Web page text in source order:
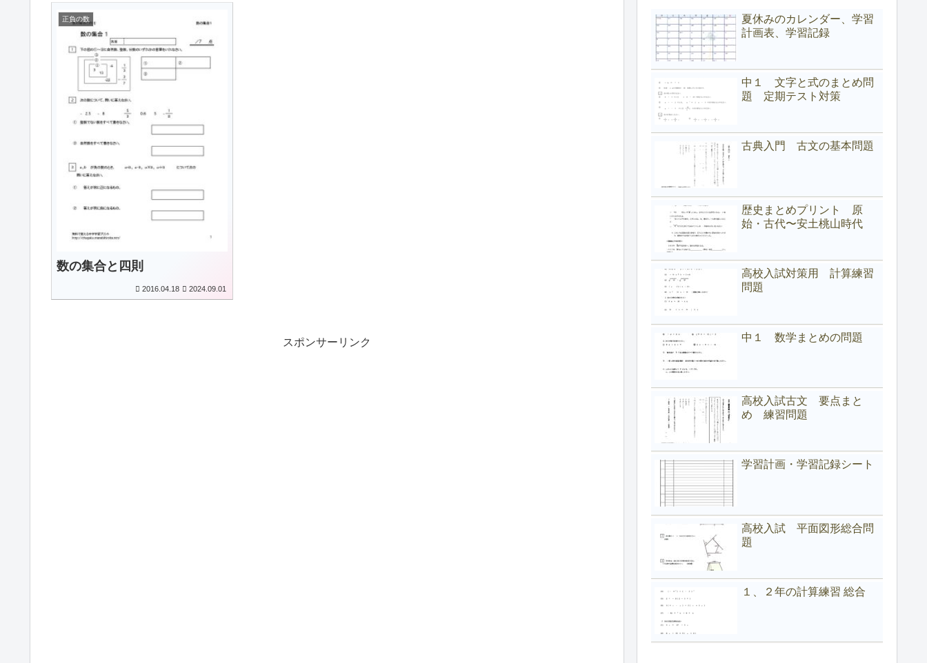
正負の数
数の集合と四則
2016.04.18 2024.09.01
スポンサーリンク
夏休みのカレンダー、学習
計画表、学習記録
中１ 文字と式のまとめ問
題 定期テスト対策
古典入門 古文の基本問題
歴史まとめプリント 原
始・古代〜安土桃山時代
高校入試対策用 計算練習
問題
中１ 数学まとめの問題
高校入試古文 要点まと
め 練習問題
学習計画・学習記録シート
高校入試 平面図形総合問
題
１、２年の計算練習 総合